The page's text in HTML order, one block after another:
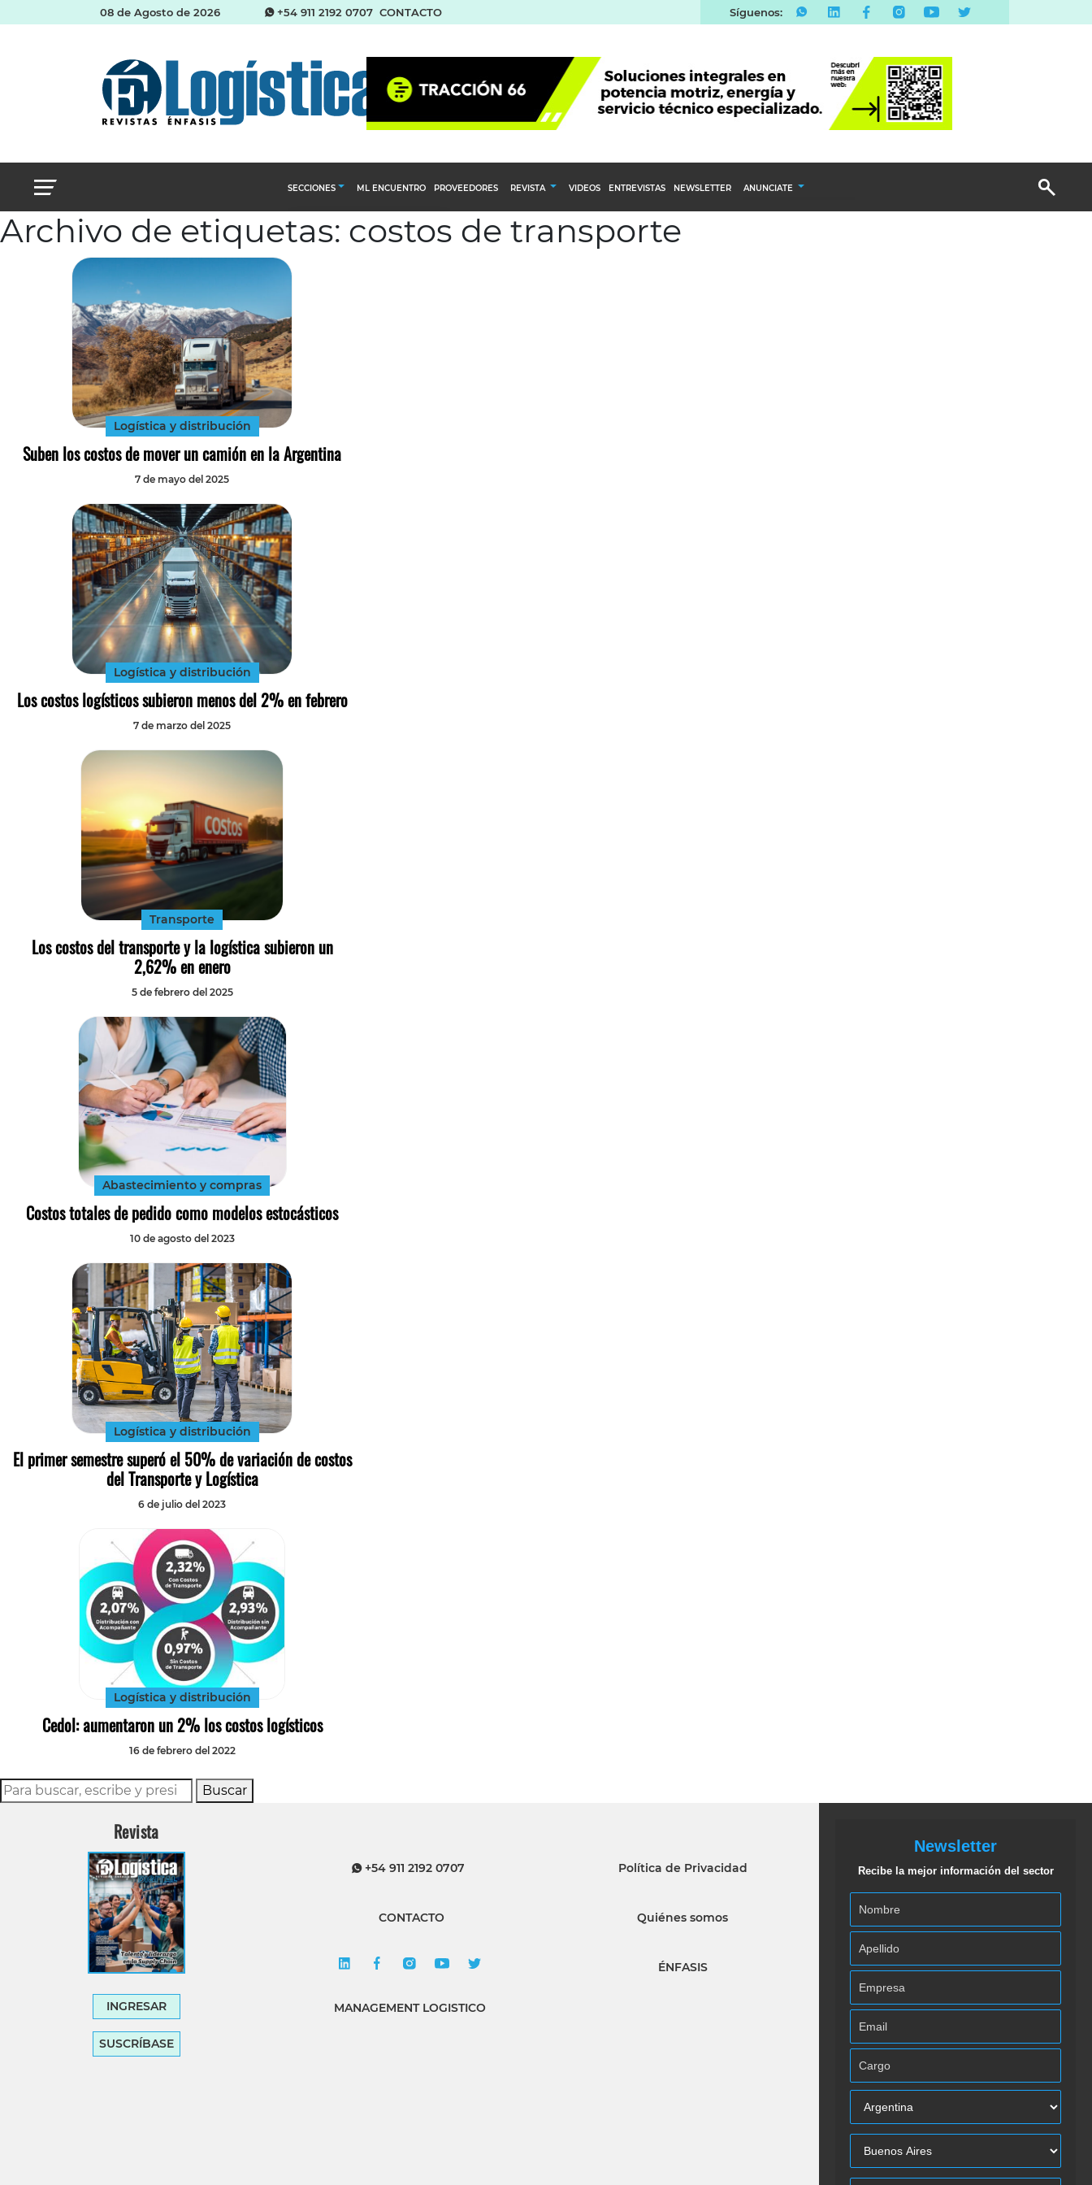
08 de Agosto de 2026 +54 911 2192 0707 CONTACTO Síguenos:
SECCIONES
Abastecimiento y compras
ML ENCUENTRO PROVEEDORES REVISTA
Calendario Editorial
Ediciones Anteriores
VIDEOS ENTREVISTAS NEWSLETTER ANUNCIATE
Archivo de etiquetas: costos de transporte
Logística y distribución
Suben los costos de mover un camión en la Argentina
7 de mayo del 2025
Logística y distribución
Los costos logísticos subieron menos del 2% en febrero
7 de marzo del 2025
Transporte
Los costos del transporte y la logística subieron un
2,62% en enero
5 de febrero del 2025
Abastecimiento y compras
Costos totales de pedido como modelos estocásticos
10 de agosto del 2023
Logística y distribución
El primer semestre superó el 50% de variación de costos
del Transporte y Logística
6 de julio del 2023
Logística y distribución
Cedol: aumentaron un 2% los costos logísticos
16 de febrero del 2022
Buscar
Revista
INGRESAR
SUSCRÍBASE
+54 911 2192 0707
CONTACTO
MANAGEMENT LOGISTICO
Política de Privacidad
Quiénes somos
ÉNFASIS
Newsletter
Recibe la mejor información del sector